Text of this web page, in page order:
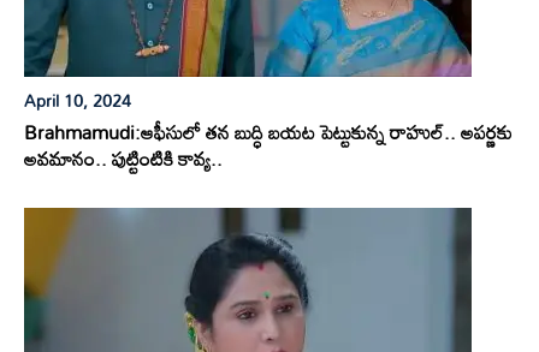
April 10, 2024
Brahmamudi:ఆఫీసులో తన బుద్ధి బయట పెట్టుకున్న రాహుల్.. అపర్ణకు
అవమానం.. పుట్టింటికి కావ్య..